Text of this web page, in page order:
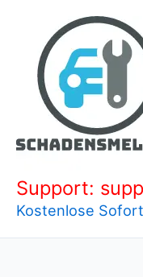
springen
Support:
Kostenlose